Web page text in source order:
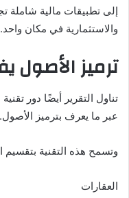
إلى تطبيقات مالية شاملة
والاستثمارية في مكان واحد.
ترميز الأصول
تناول التقرير أيضًا دور
عبر ما يعرف بترميز الأصول.
وتسمح هذه التقنية بتقسيم
العقارات